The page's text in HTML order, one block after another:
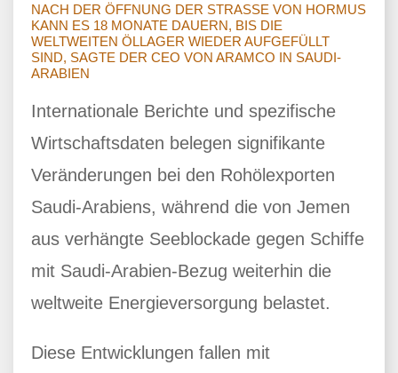
NACH DER ÖFFNUNG DER STRASSE VON HORMUS
KANN ES 18 MONATE DAUERN, BIS DIE
WELTWEITEN ÖLLAGER WIEDER AUFGEFÜLLT
SIND, SAGTE DER CEO VON ARAMCO IN SAUDI-
ARABIEN
Internationale Berichte und spezifische
Wirtschaftsdaten belegen signifikante
Veränderungen bei den Rohölexporten
Saudi-Arabiens, während die von Jemen
aus verhängte Seeblockade gegen Schiffe
mit Saudi-Arabien-Bezug weiterhin die
weltweite Energieversorgung belastet.
Diese Entwicklungen fallen mit